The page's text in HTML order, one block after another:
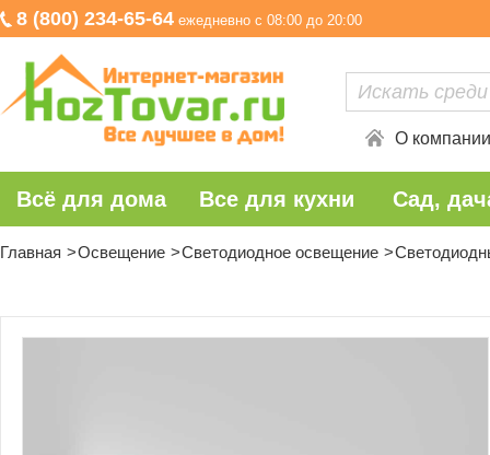
8 (800) 234-65-64 ежедневно с 08:00 до 20:00
О компании
Всё для дома Все для кухни Сад,
Главная Освещение Светодиодное освещение